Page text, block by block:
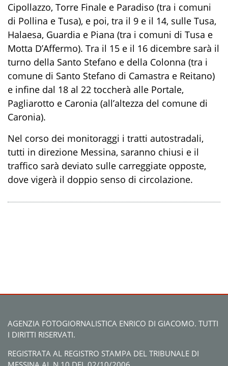
Cipollazzo, Torre Finale e Paradiso (tra i comuni
di Pollina e Tusa), e poi, tra il 9 e il 14, sulle Tusa,
Halaesa, Guardia e Piana (tra i comuni di Tusa e
Motta D’Affermo). Tra il 15 e il 16 dicembre sarà il
turno della Santo Stefano e della Colonna (tra i
comune di Santo Stefano di Camastra e Reitano)
e infine dal 18 al 22 toccherà alle Portale,
Pagliarotto e Caronia (all’altezza del comune di
Caronia).
Nel corso dei monitoraggi i tratti autostradali,
tutti in direzione Messina, saranno chiusi e il
traffico sarà deviato sulle carreggiate opposte,
dove vigerà il doppio senso di circolazione.
AGENZIA FOTOGIORNALISTICA ENRICO DI GIACOMO. TUTTI
I DIRITTI RISERVATI.
REGISTRATA AL REGISTRO STAMPA DEL TRIBUNALE DI